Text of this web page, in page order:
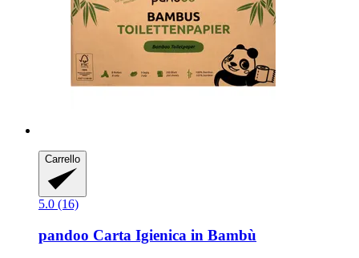
Carrello
5.0 (16)
pandoo Carta Igienica in Bambù